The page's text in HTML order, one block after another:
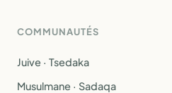
COMMUNAUTÉS
Juive · Tsedaka
Musulmane · Sadaqa